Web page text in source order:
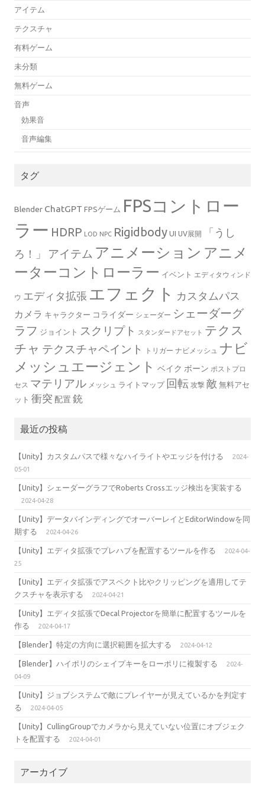
アイテム
テクスチャ
有料ゲーム
未分類
無料ゲーム
音声
効果音
音声編集
タグ
Blender ChatGPT FPSゲーム FPSコントロー
ラー HDRP LOD NPC Rigidbody UI UV展開
「うし
ろ！」
アイテム アニメーション アニメ
ーターコントローラー イベント エディタウィンド
ウ エディタ拡張 エフェクト カスタムパス
カメラ キャラクター コライダー シェーダー シェーダーグ
ラフ ジョイント スクリプト スタンダードアセット テクス
チャ テクスチャペイント トリガー ナビメッシュ ナビ
メッシュエージェント ベイク ボーン ポストプロ
セス マテリアル メッシュ ライトマップ 回転 攻撃 敵 無料アセ
ット 衝突 配置 銃
最近の投稿
【Unity】カスタムパスで様々なハイライトやエッジを付ける
2024-
05-01
【Unity】シェーダーグラフでRoberts Crossエッジ検出を実装する
2024-04-28
【Unity】データバインディングでオーバーレイとEditorWindowを同
期する
2024-04-26
【Unity】エディタ拡張でプレハブを配置するツールを作る
2024-04-
25
【Unity】エディタ拡張でアスペクト比やクリッピングを適用してテ
クスチャを表示する
2024-04-21
【Unity】エディタ拡張でDecal Projectorを簡単に配置するツールを
作る
2024-04-17
【Blender】特定の方向に選択範囲を拡大する 2024-04-12
【Blender】ハイポリのシェイプキーをローポリに複製する
2024-
04-09
【Unity】ジョブシステムで敵にプレイヤーが見えているかを判定す
る
2024-04-05
【Unity】CullingGroupでカメラから見えていない位置にオブジェク
トを配置する
2024-04-01
アーカイブ